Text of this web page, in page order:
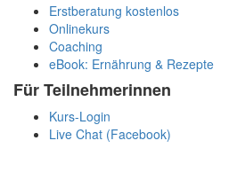
Erstberatung kostenlos
Onlinekurs
Coaching
eBook: Ernährung & Rezepte
Für Teilnehmerinnen
Kurs-Login
Live Chat (Facebook)